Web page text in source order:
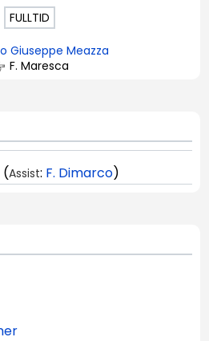
FULLTID
Giuseppe Meazza
F. Maresca
(Assist: F. Dimarco)